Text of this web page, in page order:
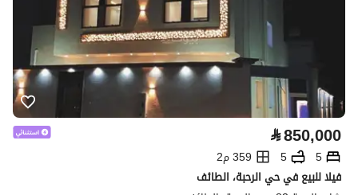
⃁850,000
5
5
359 م2
فيلا للبيع في حي الرحبة، الطائف